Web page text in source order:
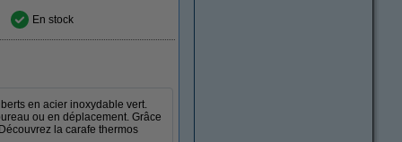
En stock
en acier inoxydable vert.
ou en déplacement. Grâce
la carafe thermos